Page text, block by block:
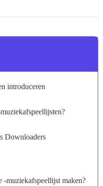
introduceren
Downloaders
-muziekafspeellijst maken?